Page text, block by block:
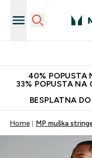
40% POPUSTA
33% POPUSTA NA
BESPLATNA
Home MP muška